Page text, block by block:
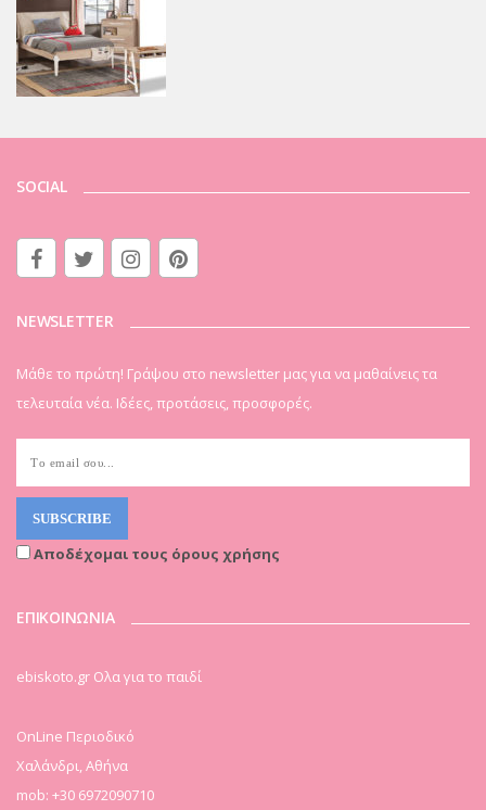
SOCIAL
NEWSLETTER
Μάθε το πρώτη! Γράψου στο newsletter μας για να μαθαίνεις τα
τελευταία νέα. Ιδέες, προτάσεις, προσφορές.
Αποδέχομαι τους όρους χρήσης
ΕΠΙΚΟΙΝΩΝΙΑ
ebiskoto.gr Ολα για το παιδί
OnLine Περιοδικό
Χαλάνδρι, Αθήνα
mob: +30 6972090710